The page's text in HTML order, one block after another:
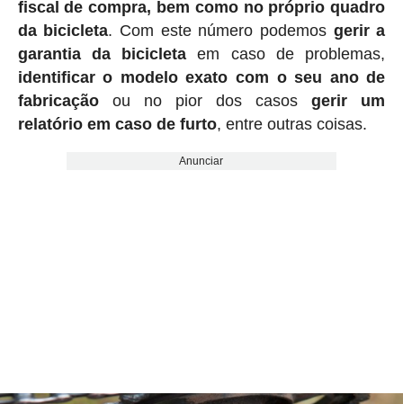
fiscal de compra, bem como no próprio quadro
da bicicleta. Com este número podemos gerir a
garantia da bicicleta em caso de problemas,
identificar o modelo exato com o seu ano de
fabricaçãoou no pior dos casosgerir um
relatório em caso de furto, entre outras coisas.
Anunciar